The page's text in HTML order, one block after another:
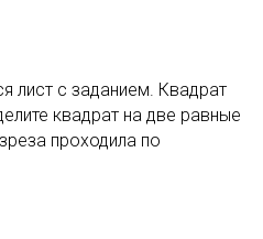
лист с заданием. Квадрат
квадрат на две равные
проходила по